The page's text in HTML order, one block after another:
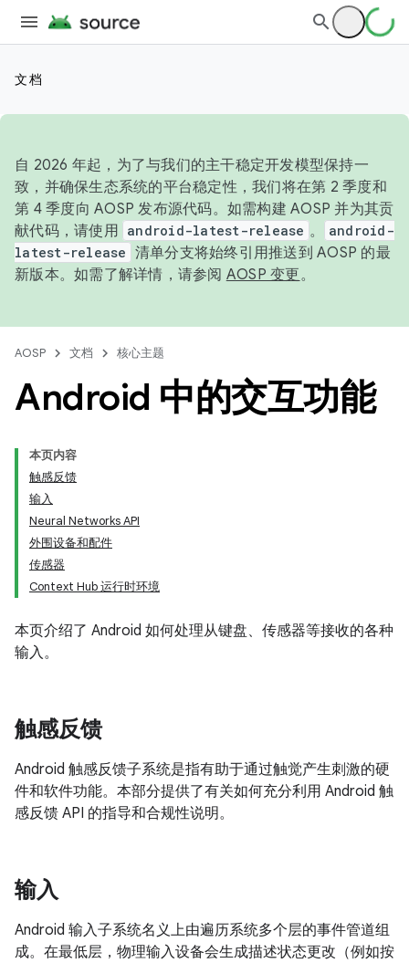
文档
自 2026 年起，为了与我们的主干稳定开发模型保持一
致，并确保生态系统的平台稳定性，我们将在第 2 季度和
第 4 季度向 AOSP 发布源代码。如需构建 AOSP 并为其贡
献代码，请使用 android-latest-release 。
android-
latest-release 清单分支将始终引用推送到 AOSP 的最
新版本。如需了解详情，请参阅 AOSP 变更。
AOSP 文档 核心主题
Android 中的交互功能
本页内容
触感反馈
输入
Neural Networks API
外围设备和配件
传感器
Context Hub 运行时环境
本页介绍了 Android 如何处理从键盘、传感器等接收的各种
输入。
触感反馈
Android 触感反馈子系统是指有助于通过触觉产生刺激的硬
件和软件功能。本部分提供了有关如何充分利用 Android 触
感反馈 API 的指导和合规性说明。
输入
Android 输入子系统名义上由遍历系统多个层的事件管道组
成。在最低层，物理输入设备会生成描述状态更改（例如按